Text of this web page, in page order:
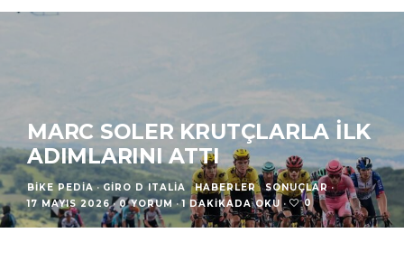
MARC SOLER KRUTÇLARLA İLK
ADIMLARINI ATTI
BIKE PEDIA · GIRO D ITALIA HABERLER SONUÇLAR ·
17 MAYIS 2026 · 0 YORUM · 1 DAKIKADA OKU · 0